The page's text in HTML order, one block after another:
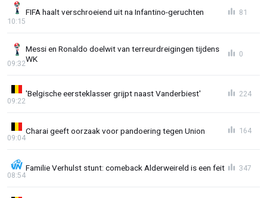
FIFA haalt verschroeiend uit na Infantino-geruchten
10:15
81
Messi en Ronaldo doelwit van terreurdreigingen tijdens
WK
09:32
0
'Belgische eersteklasser grijpt naast Vanderbiest'
09:22
224
Charai geeft oorzaak voor pandoering tegen Union
09:04
164
Familie Verhulst stunt: comeback Alderweireld is een feit
08:54
347